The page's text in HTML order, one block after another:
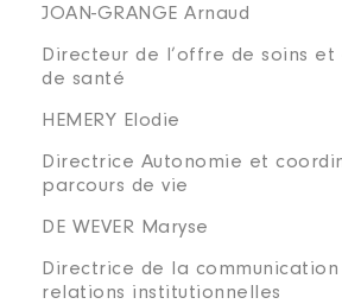
JOAN-GRANGE Arnaud
Directeur de l’offre de soins et
de santé
HEMERY Elodie
Directrice Autonomie et
parcours de vie
DE WEVER Maryse
Directrice de la
relations institutionnelles